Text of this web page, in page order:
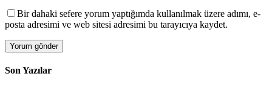
Bir dahaki sefere yorum yaptığımda kullanılmak üzere adımı, e-
posta adresimi ve web sitesi adresimi bu tarayıcıya kaydet.
Son Yazılar